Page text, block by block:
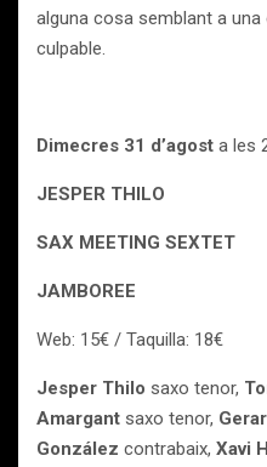
alguna cosa semblant a
culpable.
Dimecres 31 d’agost a les
JESPER THILO
SAX MEETING SEXTET
JAMBOREE
Web: 15€ / Taquilla: 18€
Jesper Thilo saxo tenor,
Amargant saxo tenor,
González contrabaix, Xavi